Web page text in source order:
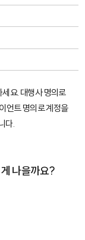
요. 대행사 명의로
언트 명의로 계정을
다.
나을까요?